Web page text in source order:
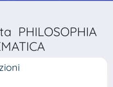
PHILOSOPHIA